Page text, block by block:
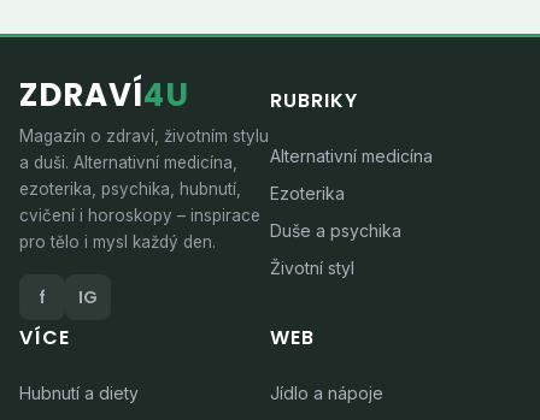
ZDRAVÍ4U
Magazín o zdraví, životním stylu
a duši. Alternativní medicína,
ezoterika, psychika, hubnutí,
cvičení i horoskopy – inspirace
pro tělo i mysl každý den.
f IG
RUBRIKY
Alternativní medicína
Ezoterika
Duše a psychika
Životní styl
VÍCE
Hubnutí a diety
WEB
Jídlo a nápoje